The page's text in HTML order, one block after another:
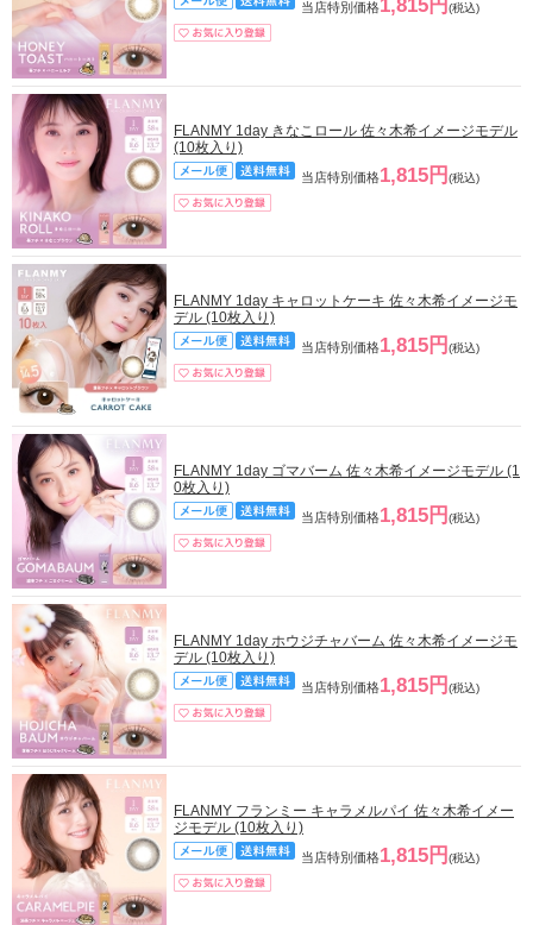
当店特別価格1,815円 (税込)
FLANMY 1day きなこロール 佐々木希イメージモデル
(10枚入り)
当店特別価格1,815円 (税込)
FLANMY 1day キャロットケーキ 佐々木希イメージモ
デル (10枚入り)
当店特別価格1,815円 (税込)
FLANMY 1day ゴマバーム 佐々木希イメージモデル (1
0枚入り)
当店特別価格1,815円 (税込)
FLANMY 1day ホウジチャバーム 佐々木希イメージモ
デル (10枚入り)
当店特別価格1,815円 (税込)
FLANMY フランミー キャラメルパイ 佐々木希イメー
ジモデル (10枚入り)
当店特別価格1,815円 (税込)